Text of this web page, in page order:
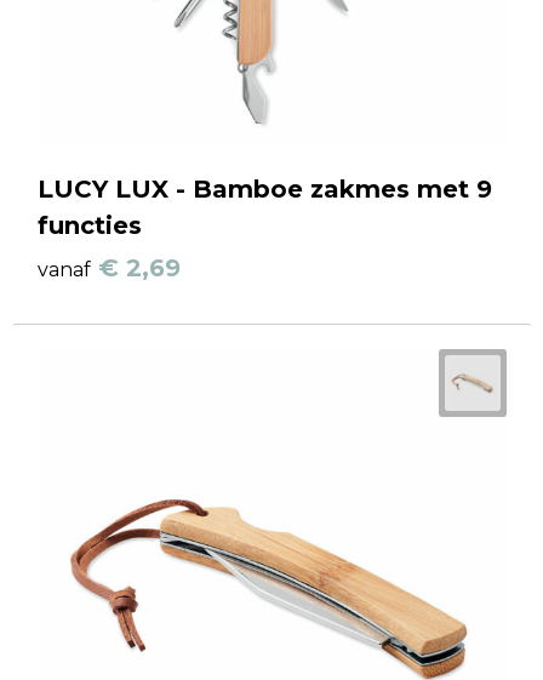
LUCY LUX - Bamboe zakmes met 9
functies
vanaf € 2,69